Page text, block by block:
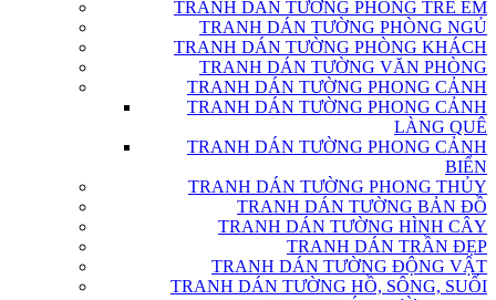
TRANH DÁN TƯỜNG PHÒNG TRẺ EM
TRANH DÁN TƯỜNG PHÒNG NGỦ
TRANH DÁN TƯỜNG PHÒNG KHÁCH
TRANH DÁN TƯỜNG VĂN PHÒNG
TRANH DÁN TƯỜNG PHONG CẢNH
TRANH DÁN TƯỜNG PHONG CẢNH
LÀNG QUÊ
TRANH DÁN TƯỜNG PHONG CẢNH
BIỂN
TRANH DÁN TƯỜNG PHONG THỦY
TRANH DÁN TƯỜNG BẢN ĐỒ
TRANH DÁN TƯỜNG HÌNH CÂY
TRANH DÁN TRẦN ĐẸP
TRANH DÁN TƯỜNG ĐỘNG VẬT
TRANH DÁN TƯỜNG HỒ, SÔNG, SUỐI